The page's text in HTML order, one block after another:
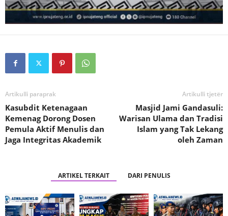
Artikulli paraprak
Kasubdit Ketenagaan
Kemenag Dorong Dosen
Pemula Aktif Menulis dan
Jaga Integritas Akademik
Artikulli tjetër
Masjid Jami Gandasuli:
Warisan Ulama dan Tradisi
Islam yang Tak Lekang
oleh Zaman
ARTIKEL TERKAIT DARI PENULIS